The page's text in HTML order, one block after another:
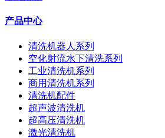
产品中心
清洗机器人系列
空化射流水下清洗系列
工业清洗机系列
商用清洗机系列
清洗机配件
超声波清洗机
超高压清洗机
激光清洗机